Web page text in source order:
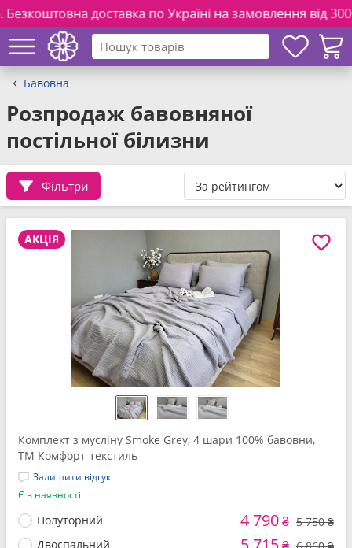
по Україні на замовлення від 3000 грн. та повній
Бавовна
Розпродаж бавовняної
постільної білизни
Фільтри
АКЦІЯ
Комплект з мусліну Smoke Grey, 4 шари 100% бавовни,
ТМ Комфорт-текстиль
Залишити відгук
Є в наявності
Полуторний 4 790₴ 5 750 ₴
Двоспальний